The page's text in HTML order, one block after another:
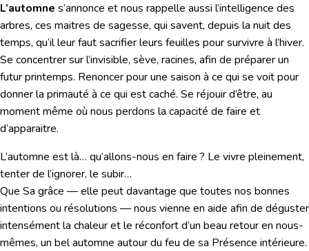
L’automne s’annonce et nous rappelle aussi l’intelligence des
arbres, ces maitres de sagesse, qui savent, depuis la nuit des
temps, qu’il leur faut sacrifier leurs feuilles pour survivre à l’hiver.
Se concentrer sur l’invisible, sève, racines, afin de préparer un
futur printemps. Renoncer pour une saison à ce qui se voit pour
donner la primauté à ce qui est caché. Se réjouir d’être, au
moment même où nous perdons la capacité de faire et
d’apparaitre.
L’automne est là… qu’allons-nous en faire ? Le vivre pleinement,
tenter de l’ignorer, le subir…
Que Sa grâce — elle peut davantage que toutes nos bonnes
intentions ou résolutions — nous vienne en aide afin de déguster
intensément la chaleur et le réconfort d’un beau retour en nous-
mêmes, un bel automne autour du feu de sa Présence intérieure.